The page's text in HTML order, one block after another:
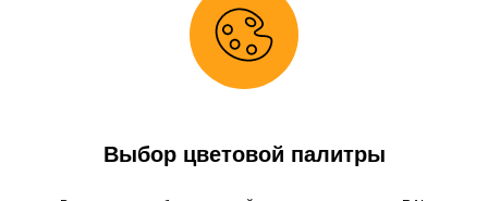
Выбор цветовой палитры